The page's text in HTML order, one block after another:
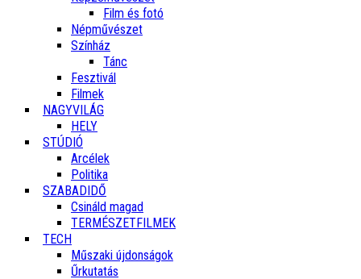
Film és fotó
Népművészet
Színház
Tánc
Fesztivál
Filmek
NAGYVILÁG
HELY
STÚDIÓ
Arcélek
Politika
SZABADIDŐ
Csináld magad
TERMÉSZETFILMEK
TECH
Műszaki újdonságok
Űrkutatás